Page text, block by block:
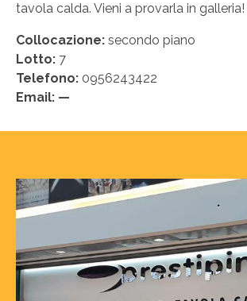
tavola calda. Vieni a provarla in galleria!
Collocazione: secondo piano
Lotto: 7
Telefono: 0956243422
Email: —